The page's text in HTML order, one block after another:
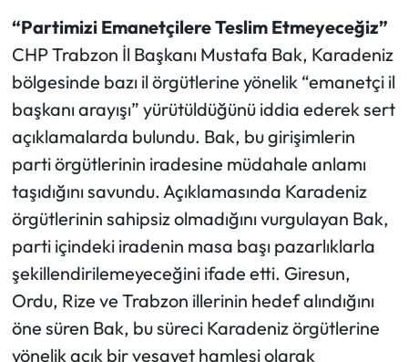
“Partimizi Emanetçilere Teslim Etmeyeceğiz”
CHP Trabzon İl Başkanı Mustafa Bak, Karadeniz
bölgesinde bazı il örgütlerine yönelik “emanetçi il
başkanı arayışı” yürütüldüğünü iddia ederek sert
açıklamalarda bulundu. Bak, bu girişimlerin
parti örgütlerinin iradesine müdahale anlamı
taşıdığını savundu. Açıklamasında Karadeniz
örgütlerinin sahipsiz olmadığını vurgulayan Bak,
parti içindeki iradenin masa başı pazarlıklarla
şekillendirilemeyeceğini ifade etti. Giresun,
Ordu, Rize ve Trabzon illerinin hedef alındığını
öne süren Bak, bu süreci Karadeniz örgütlerine
yönelik açık bir vesayet hamlesi olarak